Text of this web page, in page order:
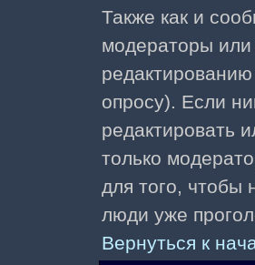
Также как и
модераторы или
опросу). Если
редактировать
только
для того, чтобы
люди уже
Вернуться к